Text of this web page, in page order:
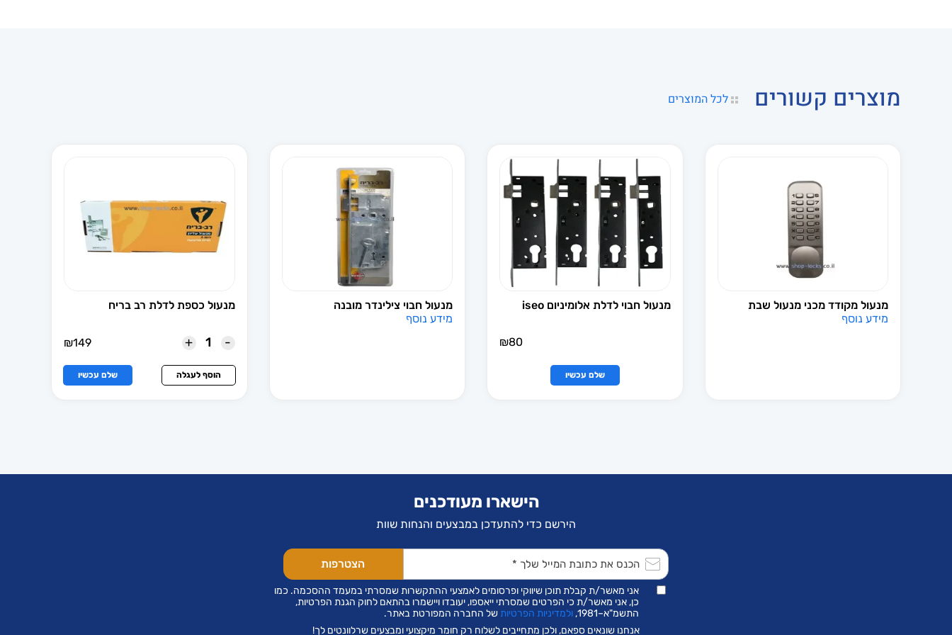
מוצרים קשורים לכל המוצרים
מנעול מקודד מכני מנעול שבת
מידע נוסף
מנעול חבוי לדלת אלומיניום iseo
₪80
שלם עכשיו
האפשרויות
מנעול חבוי צילינדר מובנה
מידע נוסף
מנעול כספת לדלת רב בריח
-
+
₪149
הוסף לעגלה שלם עכשיו
הישארו מעודכנים
הירשם כדי להתעדכן במבצעים והנחות שוות
אני מאשר/ת קבלת תוכן שיווקי ופרסומים לאמצעי ההתקשרות שמסרתי במעמד ההסכמה. כמו
כן, אני מאשר/ת כי הפרטים שמסרתי ייאספו, יעובדו ויישמרו בהתאם לחוק הגנת הפרטיות,
התשמ"א–1981,
ולמדיניות הפרטיות של החברה המפורטת באתר.
אנחנו שונאים ספאם, ולכן מתחייבים לשלוח רק חומר מיקצועי ומבצעים שרלוונטים לך!